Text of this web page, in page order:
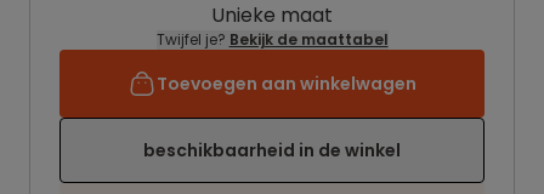
Unieke maat
Twijfel je? Bekijk de maattabel
Toevoegen aan winkelwagen
beschikbaarheid in de winkel